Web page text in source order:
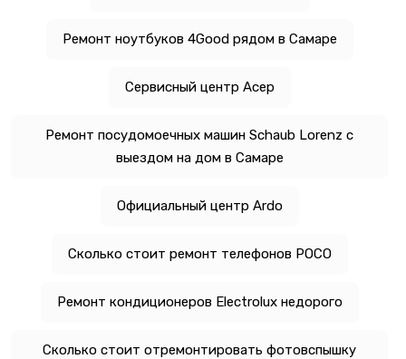
Ремонт ноутбуков 4Good рядом в Самаре
Сервисный центр Асер
Ремонт посудомоечных машин Schaub Lorenz с
выездом на дом в Самаре
Официальный центр Ardo
Сколько стоит ремонт телефонов POCO
Ремонт кондиционеров Electrolux недорого
Сколько стоит отремонтировать фотовспышку